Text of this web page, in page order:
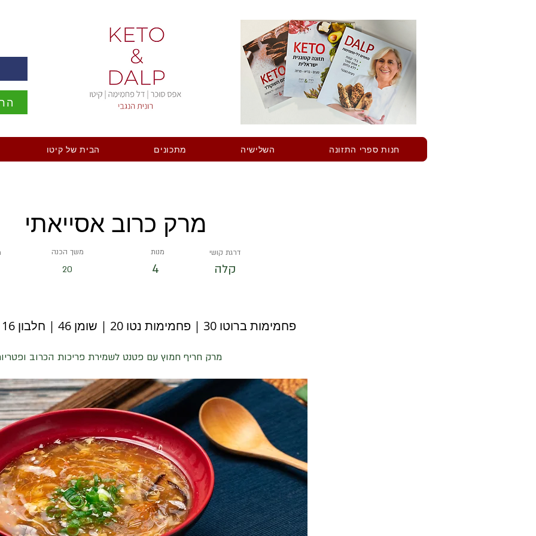
חנות ספרי התזונה השלישיה מתכונים הבית של קיטו
מרק כרוב אסייאתי
משך הכנה
20
מנות
4
דרגת קושי
קלה
פחמימות ברוטו 30 | פחמימות נטו 20 | שומן 46 | חלבון 16 | יחס קיטו 1.28
מרק חריף חמוץ עם פטנט לשמירת פריכות הכרוב